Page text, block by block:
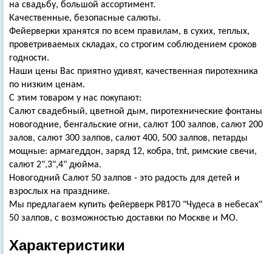
на свадьбу, большой ассортимент.
Качественные, безопасные салюты.
Фейерверки хранятся по всем правилам, в сухих, теплых,
проветриваемых складах, со строгим соблюдением сроков
годности.
Наши цены Вас приятно удивят, качественная пиротехника
по низким ценам.
С этим товаром у нас покупают:
Салют свадебный, цветной дым, пиротехнические фонтаны
новогодние, бенгальские огни, салют 100 залпов, салют 200
залов, салют 300 залпов, салют 400, 500 залпов, петарды
мощные: армагеддон, заряд 12, кобра, tnt, римские свечи,
салют 2",3",4" дюйма.
Новогодний Салют 50 залпов - это радость для детей и
взрослых на празднике.
Мы предлагаем купить фейерверк Р8170 "Чудеса в небесах"
50 залпов, с возможностью доставки по Москве и МО.
Характеристики